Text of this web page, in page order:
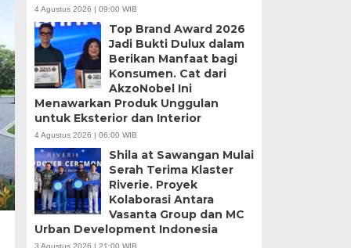
4 Agustus 2026 | 09:00 WIB
Top Brand Award 2026
Jadi Bukti Dulux dalam
Berikan Manfaat bagi
Konsumen. Cat dari
AkzoNobel Ini
Menawarkan Produk Unggulan
untuk Eksterior dan Interior
4 Agustus 2026 | 06:00 WIB
Shila at Sawangan Mulai
Serah Terima Klaster
Riverie. Proyek
Kolaborasi Antara
Vasanta Group dan MC
Urban Development Indonesia
3 Agustus 2026 | 21:00 WIB